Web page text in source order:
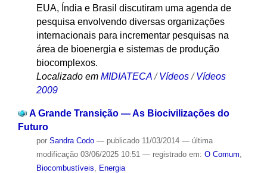
EUA, Índia e Brasil discutiram uma agenda de
pesquisa envolvendo diversas organizações
internacionais para incrementar pesquisas na
área de bioenergia e sistemas de produção
biocomplexos.
Localizado em MIDIATECA /Vídeos /Vídeos
2009
A Grande Transição — As Biocivilizações do
Futuro
por Sandra Codo — publicado11/03/2014 — última
modificação03/06/2025 10:51 — registrado em: O Comum
Biocombustíveis
Energia